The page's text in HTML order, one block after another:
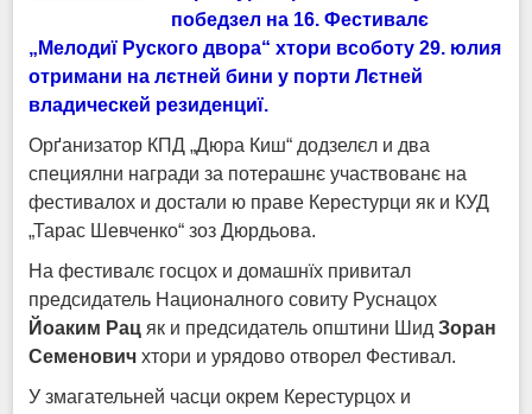
победзел на 16. Фестивалє
„Мелодиї Руского двора“ хтори всоботу 29. юлия
отримани на лєтней бини у порти Лєтней
владическей резиденциї.
Орґанизатор КПД „Дюра Киш“ додзелєл и два
специялни награди за потерашнє участвованє на
фестивалох и достали ю праве Керестурци як и КУД
„Тарас Шевченко“ зоз Дюрдьова.
На фестивалє госцох и домашнїх привитал
предсидатель Националного совиту Руснацох
Йоаким Рацяк и предсидатель општини Шид Зоран
Семеновичхтори и урядово отворел Фестивал.
У змагательней часци окрем Керестурцох и